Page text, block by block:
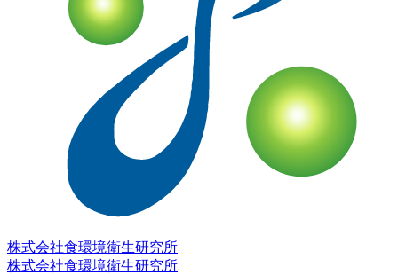
株式会社食環境衛生研究所
株式会社食環境衛生研究所